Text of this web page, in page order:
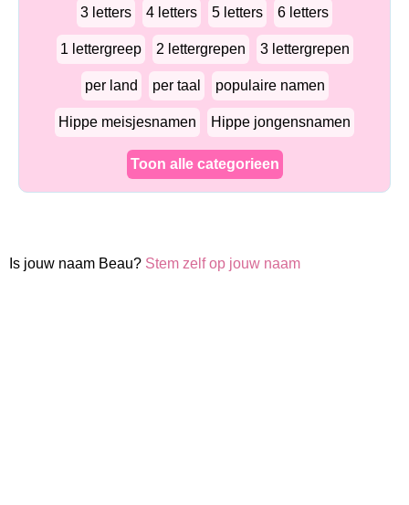
3 letters 4 letters 5 letters 6 letters
1 lettergreep 2 lettergrepen 3 lettergrepen
per land per taal populaire namen
Hippe meisjesnamen Hippe jongensnamen
Toon alle categorieen
Is jouw naam Beau? Stem zelf op jouw naam